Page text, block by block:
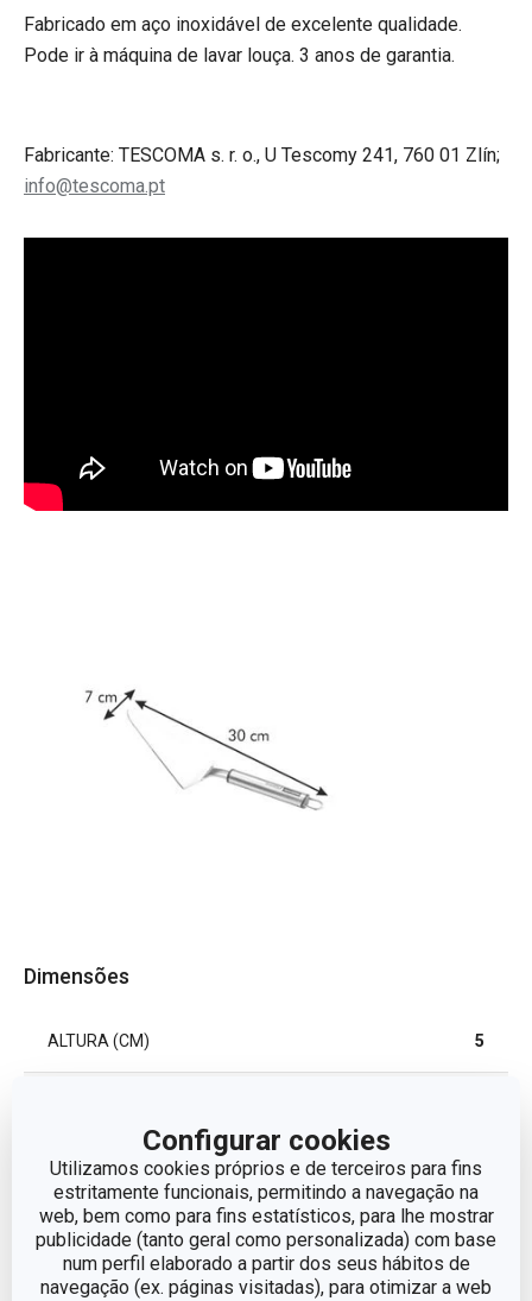
Configurar cookies
Utilizamos cookies próprios e de terceiros para fins
estritamente funcionais, permitindo a navegação na
web, bem como para fins estatísticos, para lhe mostrar
publicidade (tanto geral como personalizada) com base
num perfil elaborado a partir dos seus hábitos de
navegação (ex. páginas visitadas), para otimizar a web
Fabricado em aço inoxidável de excelente qualidade.
Pode ir à máquina de lavar louça. 3 anos de garantia.
Fabricante: TESCOMA s. r. o., U Tescomy 241, 760 01 Zlín;
info@tescoma.pt
Dimensões
ALTURA (CM) 5
COMPRIMENTO (CM) 30
Outros parâmetros